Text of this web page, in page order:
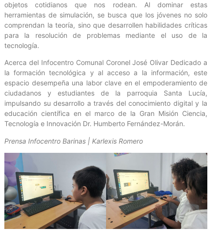
objetos cotidianos que nos rodean. Al dominar estas
herramientas de simulación, se busca que los jóvenes no solo
comprendan la teoría, sino que desarrollen habilidades críticas
para la resolución de problemas mediante el uso de la
tecnología.
Acerca del Infocentro Comunal Coronel José Olivar Dedicado a
la formación tecnológica y al acceso a la información, este
espacio desempeña una labor clave en el empoderamiento de
ciudadanos y estudiantes de la parroquia Santa Lucía,
impulsando su desarrollo a través del conocimiento digital y la
educación científica en el marco de la Gran Misión Ciencia,
Tecnología e Innovación Dr. Humberto Fernández-Morán.
Prensa Infocentro Barinas | Karlexis Romero